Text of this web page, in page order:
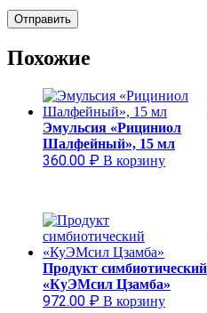
Похожие
Эмульсия «Рициниол
Шалфейный», 15 мл
360.00 ₽ В корзину
Продукт симбиотический
«КуЭМсил Цзамба»
972.00 ₽ В корзину